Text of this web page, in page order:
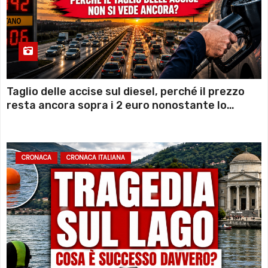
Taglio delle accise sul diesel, perché il prezzo
resta ancora sopra i 2 euro nonostante lo
CRONACA CRONACA ITALIANA